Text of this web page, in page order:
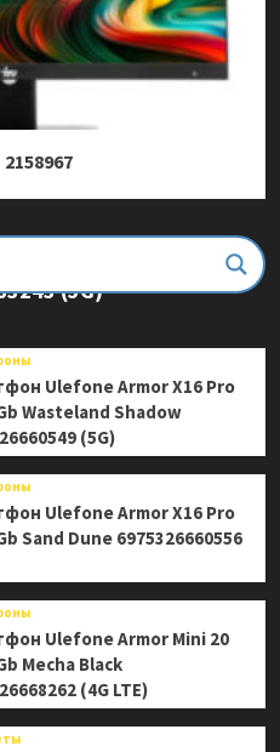
Mini 20 Pro 8/256Gb
(5G)
Ulefone Armor X16 Pro
Wasteland Shadow
(5G)
Ulefone Armor X16 Pro
Sand Dune 6975326660556
Ulefone Armor Mini 20
Mecha Black
(4G LTE)